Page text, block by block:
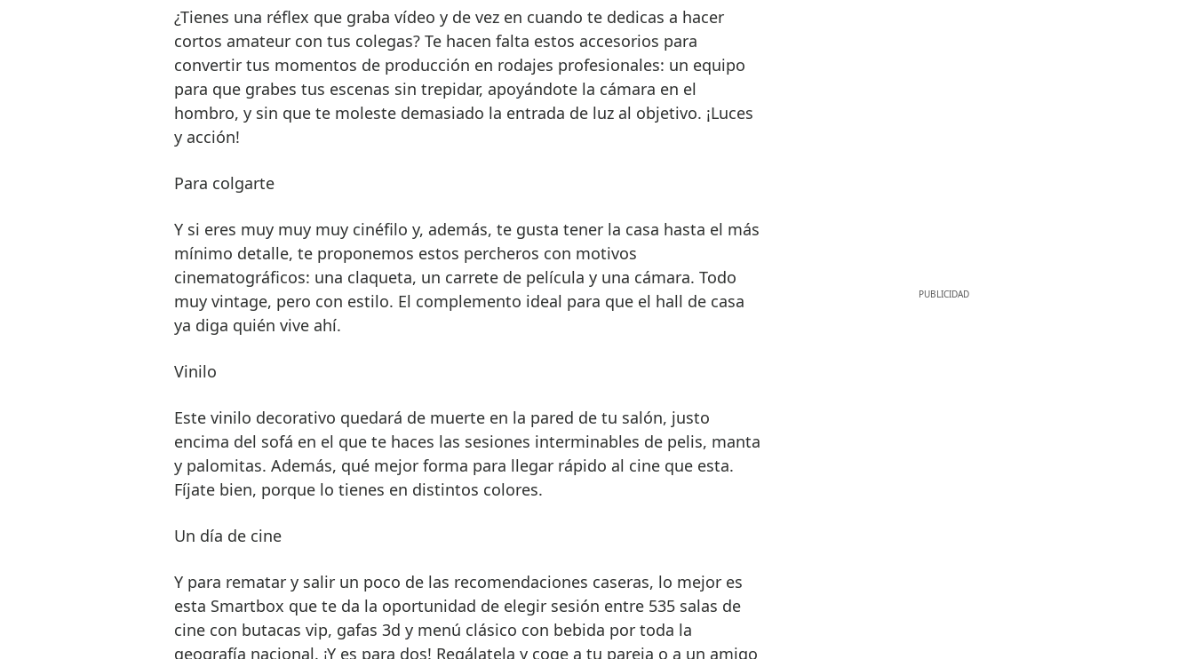
¿Tienes una réflex que graba vídeo y de vez en cuando te dedicas a hacer
cortos amateur con tus colegas? Te hacen falta estos accesorios para
convertir tus momentos de producción en rodajes profesionales: un equipo
para que grabes tus escenas sin trepidar, apoyándote la cámara en el
hombro, y sin que te moleste demasiado la entrada de luz al objetivo. ¡Luces
y acción!
Para colgarte
Y si eres muy muy muy cinéfilo y, además, te gusta tener la casa hasta el más
mínimo detalle, te proponemos estos percheros con motivos
cinematográficos: una claqueta, un carrete de película y una cámara. Todo
muy vintage, pero con estilo. El complemento ideal para que el hall de casa
ya diga quién vive ahí.
Vinilo
Este vinilo decorativo quedará de muerte en la pared de tu salón, justo
encima del sofá en el que te haces las sesiones interminables de pelis, manta
y palomitas. Además, qué mejor forma para llegar rápido al cine que esta.
Fíjate bien, porque lo tienes en distintos colores.
Un día de cine
Y para rematar y salir un poco de las recomendaciones caseras, lo mejor es
esta Smartbox que te da la oportunidad de elegir sesión entre 535 salas de
cine con butacas vip, gafas 3d y menú clásico con bebida por toda la
geografía nacional. ¡Y es para dos! Regálatela y coge a tu pareja o a un amigo